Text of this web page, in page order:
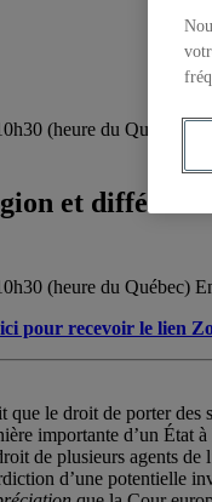
(heure du Québec)
et
(heure du Québec)
pour recevoir le lien
que le droit de porter
importante d’un État
de plusieurs agents de
d’une potentielle